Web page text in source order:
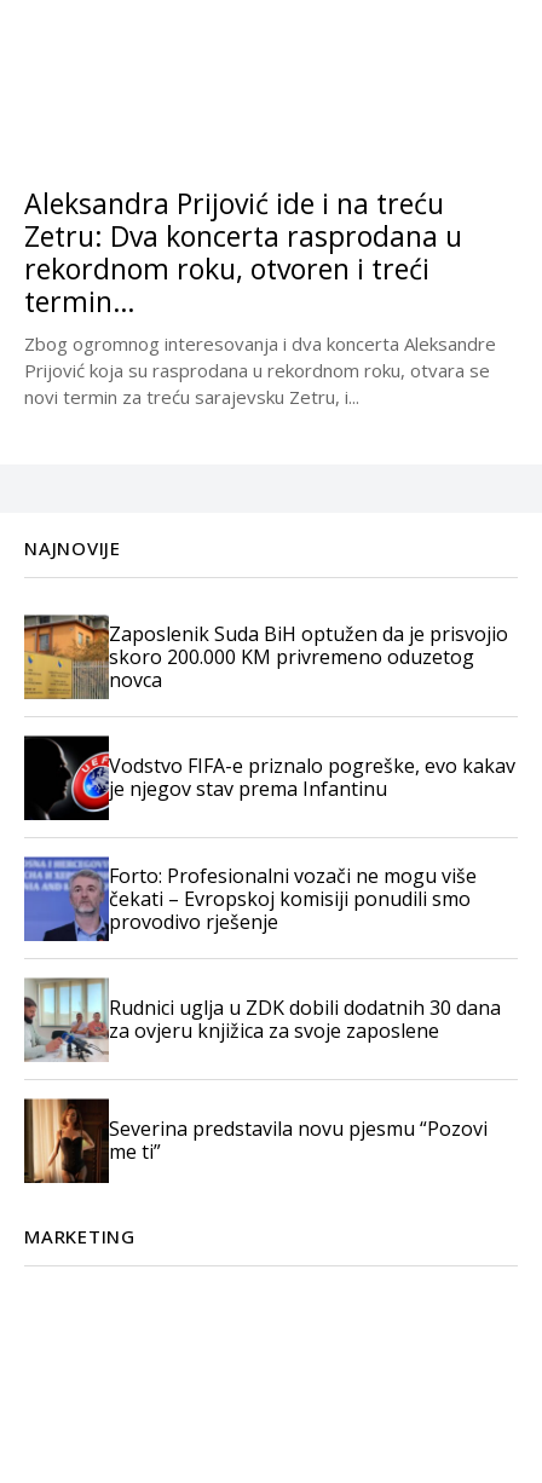
Aleksandra Prijović ide i na treću
Zetru: Dva koncerta rasprodana u
rekordnom roku, otvoren i treći
termin…
Zbog ogromnog interesovanja i dva koncerta Aleksandre
Prijović koja su rasprodana u rekordnom roku, otvara se
novi termin za treću sarajevsku Zetru, i...
NAJNOVIJE
Zaposlenik Suda BiH optužen da je prisvojio
skoro 200.000 KM privremeno oduzetog
novca
Vodstvo FIFA-e priznalo pogreške, evo kakav
je njegov stav prema Infantinu
Forto: Profesionalni vozači ne mogu više
čekati – Evropskoj komisiji ponudili smo
provodivo rješenje
Rudnici uglja u ZDK dobili dodatnih 30 dana
za ovjeru knjižica za svoje zaposlene
Severina predstavila novu pjesmu “Pozovi
me ti”
MARKETING